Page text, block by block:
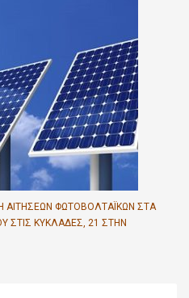
ΑΙΤΉΣΕΩΝ ΦΩΤΟΒΟΛΤΑΪΚΏΝ ΣΤΑ
ΣΤΙΣ ΚΥΚΛΆΔΕΣ, 21 ΣΤΗΝ